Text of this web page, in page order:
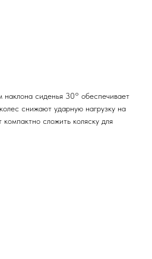
наклона сиденья 30° обеспечивает
снижают ударную нагрузку на
сложить коляску для